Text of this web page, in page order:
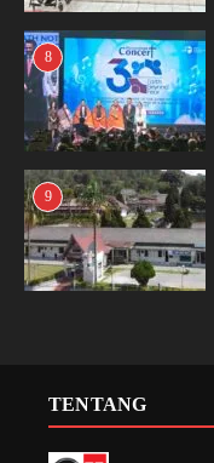
8
9
TENTANG